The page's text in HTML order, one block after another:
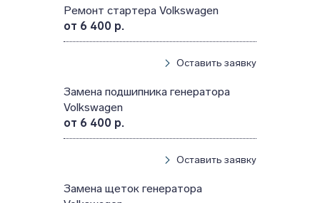
Ремонт стартера Volkswagen
от 6 400 р.
Оставить заявку
Замена подшипника генератора
Volkswagen
от 6 400 р.
Оставить заявку
Замена щеток генератора